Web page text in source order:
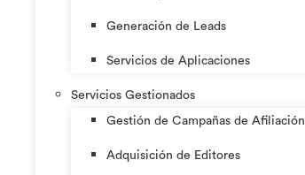
Generación de Leads
Servicios de Aplicaciones
Servicios Gestionados
Gestión de Campañas de Afiliación
Adquisición de Editores